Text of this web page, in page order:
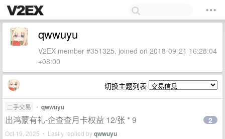
qwwuyu
V2EX member #351325, joined on 2018-09-21 16:28:04
+08:00
切换主题列表
二手交易 • qwwuyu
出鸿蒙有礼-企查查月卡权益 12/张 * 9
Oct 19, 2025 • Lastly replied byqwwuyu
2